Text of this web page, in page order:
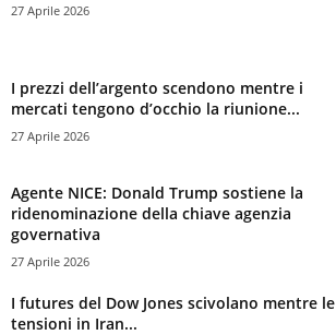
27 Aprile 2026
I prezzi dell’argento scendono mentre i
mercati tengono d’occhio la riunione...
27 Aprile 2026
Agente NICE: Donald Trump sostiene la
ridenominazione della chiave agenzia
governativa
27 Aprile 2026
I futures del Dow Jones scivolano mentre le
tensioni in Iran...